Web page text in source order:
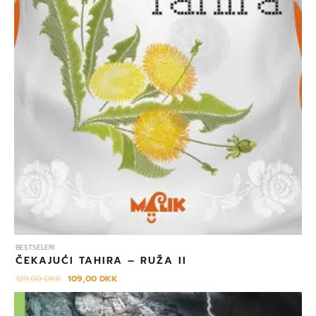
BESTSELERI
ČEKAJUĆI TAHIRA – RUŽA II
129,00DKK 109,00DKK
Izvorna
cijena
Trenutna
cijena